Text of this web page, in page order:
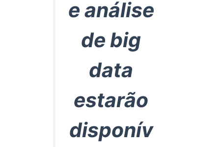
e análise
de big
data
estarão
disponív